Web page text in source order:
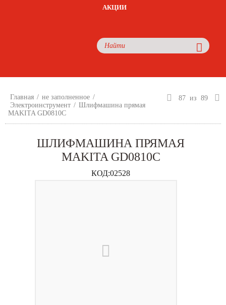
АКЦИИ
Главная / не заполненное /
Электроинструмент / Шлифмашина прямая
MAKITA GD0810C
87 из 89
ШЛИФМАШИНА ПРЯМАЯ
MAKITA GD0810C
КОД:02528